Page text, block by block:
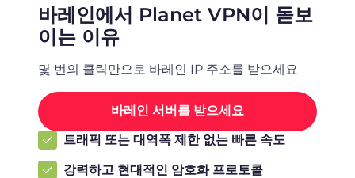
바레인에서 Planet VPN이 돋보
이는 이유
몇 번의 클릭만으로 바레인 IP 주소를 받으세요
바레인 서버를 받으세요
트래픽 또는 대역폭 제한 없는 빠른 속도
강력하고 현대적인 암호화 프로토콜